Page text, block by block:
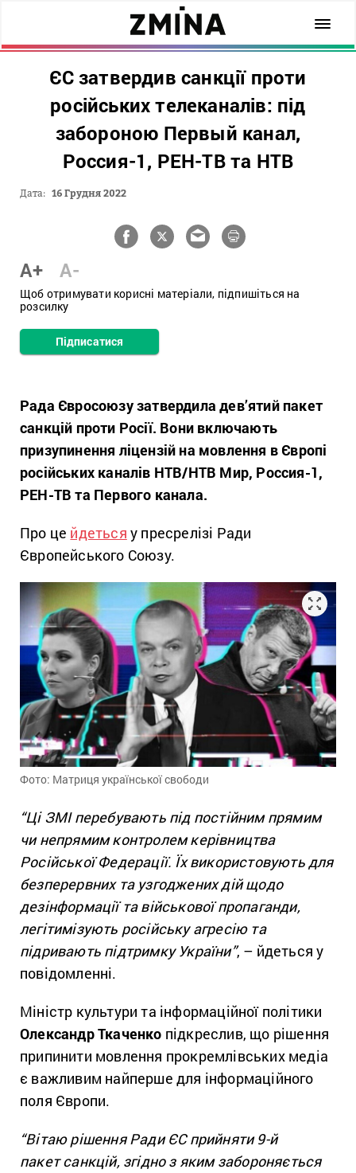
ЄС затвердив санкції проти
російських телеканалів: під
забороною Первый канал,
Россия-1, РЕН-ТВ та НТВ
Дата: 16 Грудня 2022
A+ A-
Щоб отримувати корисні матеріали, підпишіться на
розсилку
Підписатися
Рада Євросоюзу затвердила дев’ятий пакет
санкцій проти Росії. Вони включають
призупинення ліцензій на мовлення в Європі
російських каналів НТВ/НТВ Мир, Россия-1,
РЕН-ТВ та Первого канала.
Про це йдеться у пресрелізі Ради
Європейського Союзу.
Фото: Матриця української свободи
“Ці ЗМІ перебувають під постійним прямим
чи непрямим контролем керівництва
Російської Федерації. Їх використовують для
безперервних та узгоджених дій щодо
дезінформації та військової пропаганди,
легітимізують російську агресію та
підривають підтримку України”, – йдеться у
повідомленні.
Міністр культури та інформаційної політики
Олександр Ткаченко підкреслив, що рішення
припинити мовлення прокремлівських медіа
є важливим найперше для інформаційного
поля Європи.
“Вітаю рішення Ради ЄС прийняти 9-й
пакет санкцій, згідно з яким забороняється